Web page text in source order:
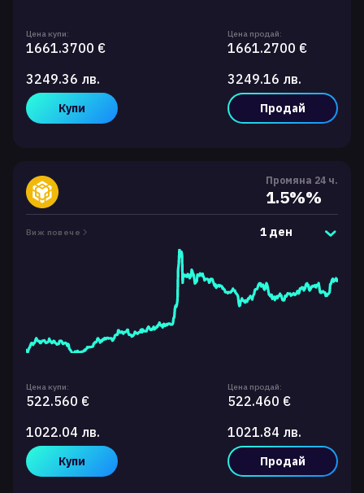
Цена купи:
1661.3700 €
3249.36 лв.
Купи
Цена продай:
1661.2700 €
3249.16 лв.
Продай
Промяна 24 ч.
1.5%%
Виж повече 1 ден
Цена купи:
522.560 €
1022.04 лв.
Купи
Цена продай:
522.460 €
1021.84 лв.
Продай